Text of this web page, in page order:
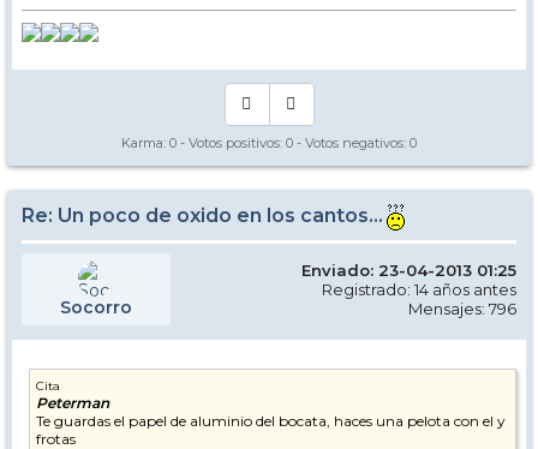
Karma: 0 - Votos positivos: 0 - Votos negativos: 0
Re: Un poco de oxido en los cantos...
Socorro
Enviado: 23-04-2013 01:25
Registrado: 14 años antes
Mensajes: 796
Cita
Peterman
Te guardas el papel de aluminio del bocata, haces una pelota con el y
frotas